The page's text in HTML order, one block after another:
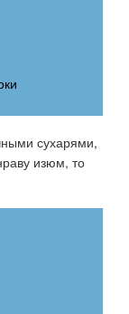
сухарями,
изюм, то